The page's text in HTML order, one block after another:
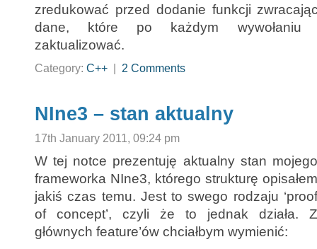
zredukować przed dodanie funkcji
dane, które po każdym
zaktualizować.
Category: C++ 2 Comments
NIne3 – stan aktualny
17th January 2011, 09:24 pm
W tej notce prezentuję aktualny stan mojego
frameworka NIne3, którego strukturę opisałem
jakiś czas temu. Jest to swego rodzaju ‘proof
of concept’, czyli że to jednak działa. Z
głównych feature’ów chciałbym wymienić: